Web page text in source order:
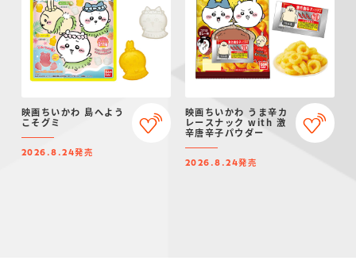
映画ちいかわ 島へよう
こそグミ
2026.8.24発売
映画ちいかわ うま辛カ
レースナック with 激
辛唐辛子パウダー
2026.8.24発売